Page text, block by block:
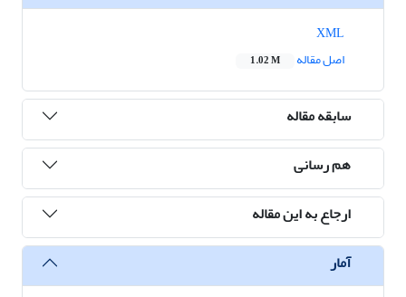
اصل مقاله
1.02 M
سابقه مقاله
هم رسانی
ارجاع به این مقاله
آمار